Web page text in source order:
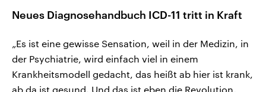
Neues Diagnosehandbuch ICD-11 tritt in Kraft
„Es ist eine gewisse Sensation, weil in der Medizin, in
der Psychiatrie, wird einfach viel in einem
Krankheitsmodell gedacht, das heißt ab hier ist krank,
ab da ist gesund. Und das ist eben die Revolution,